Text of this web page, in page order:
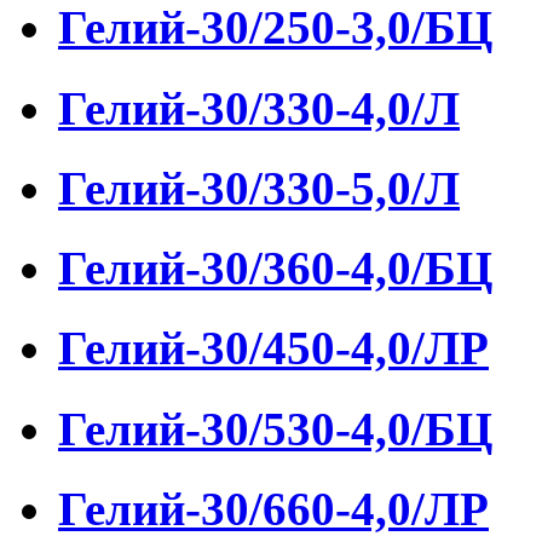
Гелий-30/250-3,0/БЦ
Гелий-30/330-4,0/Л
Гелий-30/330-5,0/Л
Гелий-30/360-4,0/БЦ
Гелий-30/450-4,0/ЛР
Гелий-30/530-4,0/БЦ
Гелий-30/660-4,0/ЛР